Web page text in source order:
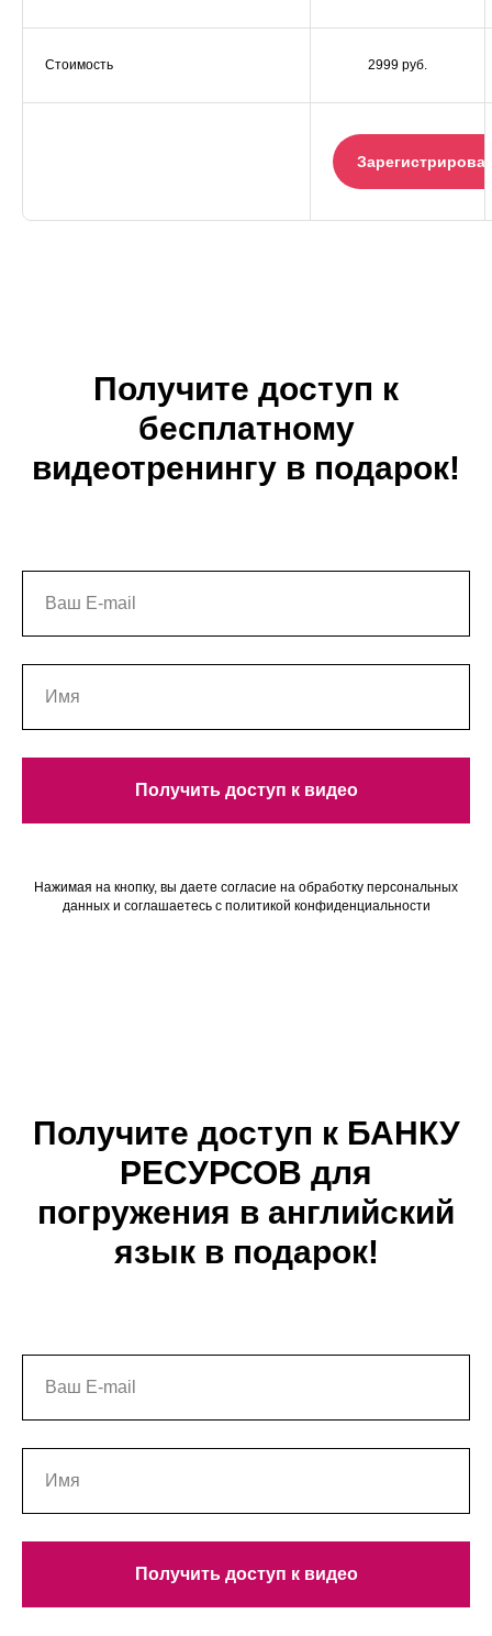
Стоимость 2999 руб.
Получите доступ к
бесплатному
видеотренингу в подарок!
Получить доступ к видео
Нажимая на кнопку, вы даете согласие на обработку персональных
данных и соглашаетесь c политикой конфиденциальности
Получите доступ к БАНКУ
РЕСУРСОВ для
погружения в английский
язык в подарок!
Получить доступ к видео